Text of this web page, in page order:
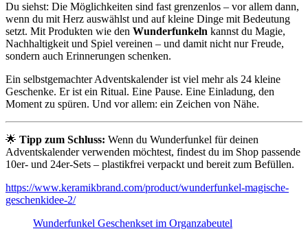
Du siehst: Die Möglichkeiten sind fast grenzenlos – vor allem dann,
wenn du mit Herz auswählst und auf kleine Dinge mit Bedeutung
setzt. Mit Produkten wie den Wunderfunkeln kannst du Magie,
Nachhaltigkeit und Spiel vereinen – und damit nicht nur Freude,
sondern auch Erinnerungen schenken.
Ein selbstgemachter Adventskalender ist viel mehr als 24 kleine
Geschenke. Er ist ein Ritual. Eine Pause. Eine Einladung, den
Moment zu spüren. Und vor allem: ein Zeichen von Nähe.
🌟 Tipp zum Schluss: Wenn du Wunderfunkel für deinen
Adventskalender verwenden möchtest, findest du im Shop passende
10er- und 24er-Sets – plastikfrei verpackt und bereit zum Befüllen.
https://www.keramikbrand.com/product/wunderfunkel-magische-
geschenkidee-2/
Wunderfunkel Geschenkset im Organzabeutel